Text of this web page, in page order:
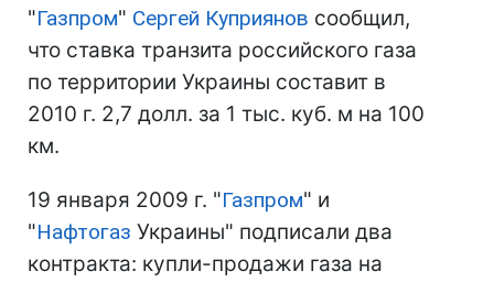
"Газпром" Сергей Куприянов сообщил,
что ставка транзита российского газа
по территории Украины составит в
2010 г. 2,7 долл. за 1 тыс. куб. м на 100
км.
19 января 2009 г. "Газпром" и
"Нафтогаз Украины" подписали два
контракта: купли-продажи газа на